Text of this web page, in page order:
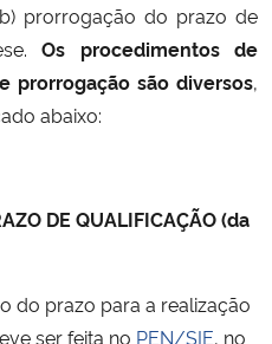
Humanos
prorrogação do prazo de
Os procedimentos de
prorrogação são diversos,
abaixo:
DE QUALIFICAÇÃO (da
do prazo para a realização
ser feita no PEN/SIE, no